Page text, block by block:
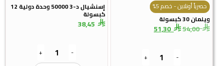
حصرياً أونلاين - خصم 5%
ويلمان 30 كبسولة
54,00
51,30
-
+
إسنشيال د-3 50000 وحدة دولية 12
كبسولة
38,45
-
+